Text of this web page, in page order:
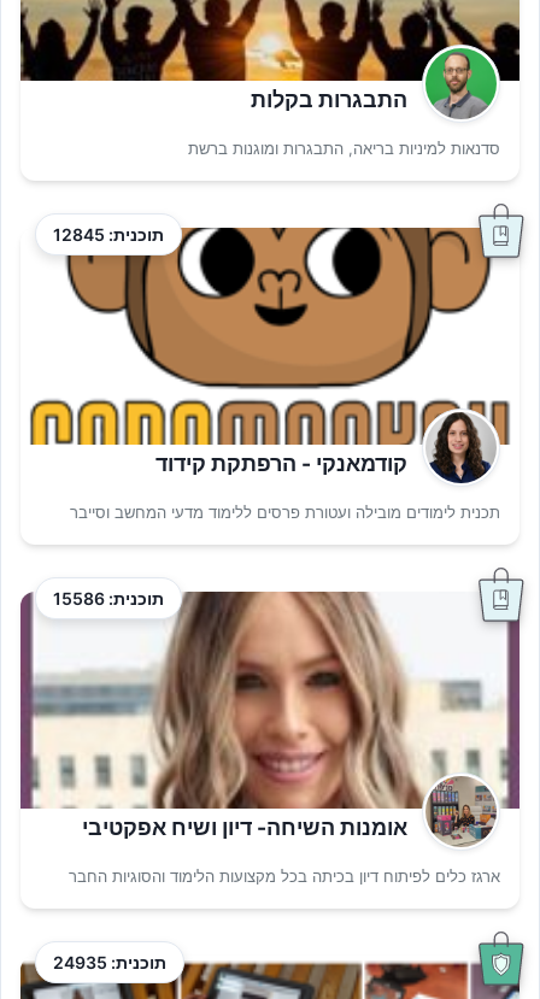
התבגרות בקלות
סדנאות למיניות בריאה, התבגרות ומוגנות ברשת
תוכנית: 12845
קודמאנקי - הרפתקת קידוד
תכנית לימודים מובילה ועטורת פרסים ללימוד מדעי המחשב וסייבר
תוכנית: 15586
אומנות השיחה- דיון ושיח אפקטיבי
ארגז כלים לפיתוח דיון בכיתה בכל מקצועות הלימוד והסוגיות החבר
תוכנית: 24935